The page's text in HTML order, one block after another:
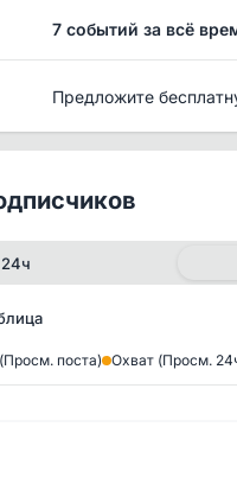
7 событий за всё
Предложите
24ч
поста) Охват (Просм.